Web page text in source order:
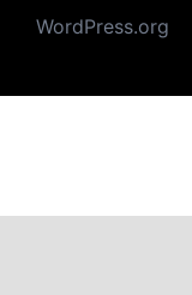
WordPress.org